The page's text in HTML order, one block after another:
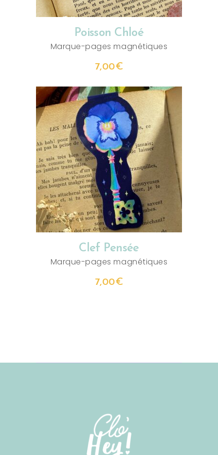
Poisson Chloé
Marque-pages magnétiques
7,00€
AJOUTER AU PANIER
Clef Pensée
Marque-pages magnétiques
7,00€